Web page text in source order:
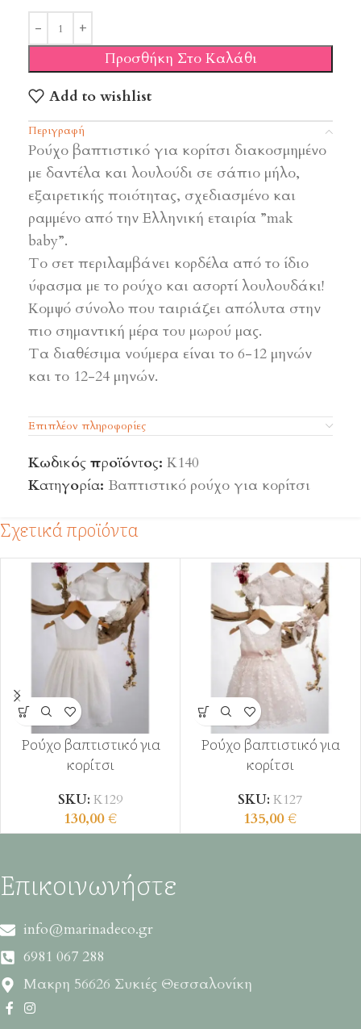
Προσθήκη Στο Καλάθι
Add to wishlist
Περιγραφή
Ρούχο βαπτιστικό για κορίτσι διακοσμημένο
με δαντέλα και λουλούδι σε σάπιο μήλο,
εξαιρετικής ποιότητας, σχεδιασμένο και
ραμμένο από την Ελληνική εταιρία ”mak
baby”.
Το σετ περιλαμβάνει κορδέλα από το ίδιο
ύφασμα με το ρούχο και ασορτί λουλουδάκι!
Κομψό σύνολο που ταιριάζει απόλυτα στην
πιο σημαντική μέρα του μωρού μας.
Τα διαθέσιμα νούμερα είναι το 6-12 μηνών
και το 12-24 μηνών.
Επιπλέον πληροφορίες
Κωδικός προϊόντος: Κ140
Κατηγορία: Βαπτιστικό ρούχο για κορίτσι
Σχετικά προϊόντα
Ρούχο βαπτιστικό για
κορίτσι
SKU: Κ129
130,00€
Ρούχο βαπτιστικό για
κορίτσι
SKU: Κ127
135,00€
Επικοινωνήστε
info@marinadeco.gr
6981 067 288
Μακρη 56626 Συκιές Θεσσαλονίκη